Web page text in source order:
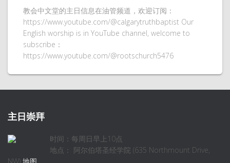
教会中文堂的主日信息在油管频道，欢迎订阅：
https://www.youtube.com/@calgarytruthbaptist Our
English worship is in YouTube channel, welcome to
subscribe：
https://www.youtube.com/@rootschurch5476
主日崇拜
时间：每周日早上10点
地点： 阿尔伯塔圣经学院 (635 Northmount Drive,